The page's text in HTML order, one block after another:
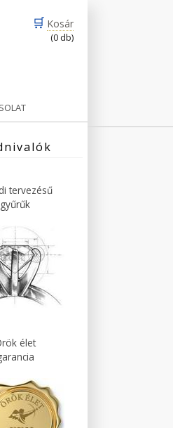
🛒 Kosár
(0 db)
tervezésű
gyűrűk
élet